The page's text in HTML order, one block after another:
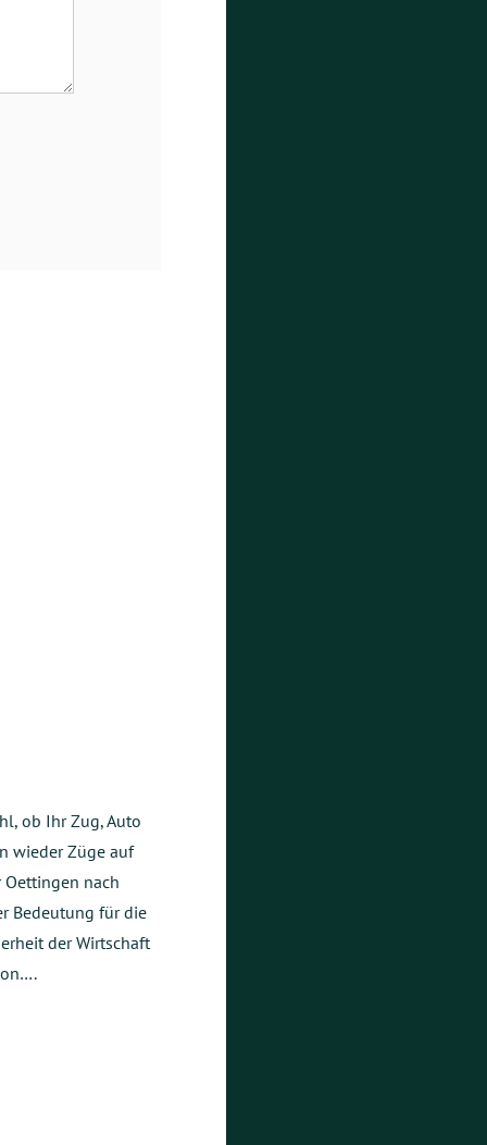
ob Ihr Zug, Auto
wieder Züge auf
nach
Bedeutung für die
der Wirtschaft